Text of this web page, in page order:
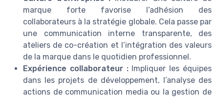
marque forte favorise l’adhésion des
collaborateurs à la stratégie globale. Cela passe par
une communication interne transparente, des
ateliers de co-création et l’intégration des valeurs
de la marque dans le quotidien professionnel.
Expérience collaborateur :Impliquer les équipes
dans les projets de développement, l’analyse des
actions de communication media ou la gestion de